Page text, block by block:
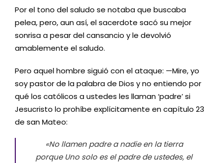
Por el tono del saludo se notaba que buscaba
pelea, pero, aun así, el sacerdote sacó su mejor
sonrisa a pesar del cansancio y le devolvió
amablemente el saludo.
Pero aquel hombre siguió con el ataque: —Mire, yo
soy pastor de la palabra de Dios y no entiendo por
qué los católicos a ustedes les llaman ‘padre’ si
Jesucristo lo prohíbe explícitamente en capítulo 23
de san Mateo:
«No llamen padre a nadie en la tierra
porque Uno solo es el padre de ustedes, el